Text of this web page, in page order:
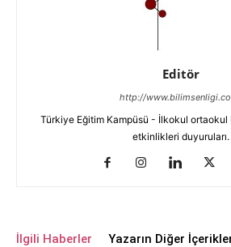
Editör
http://
Türkiye Eğitim Kampüsü - İlkokul
etkinlikleri duyuruları.
İlgili Haberler Yazarın Diğer